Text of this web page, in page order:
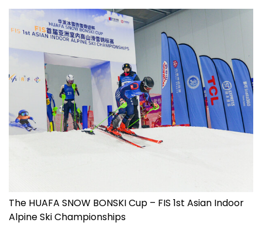
The HUAFA SNOW BONSKI Cup – FIS 1st Asian Indoor
Alpine Ski Championships